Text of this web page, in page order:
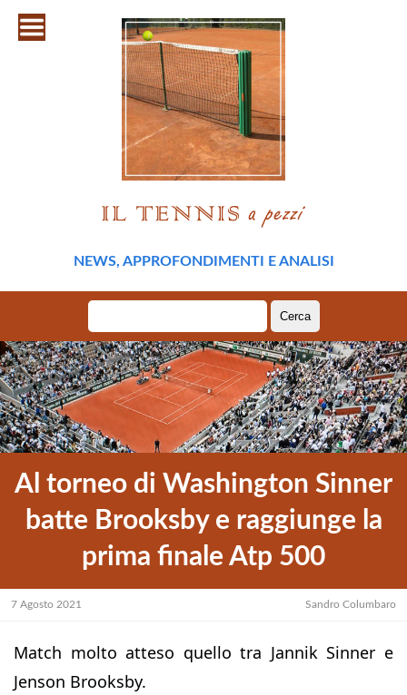
NEWS, APPROFONDIMENTI E ANALISI
per:
Al torneo di Washington Sinner
batte Brooksby e raggiunge la
prima finale Atp 500
7 Agosto 2021 Sandro Columbaro
Match molto atteso quello tra Jannik Sinner e
Jenson Brooksby.